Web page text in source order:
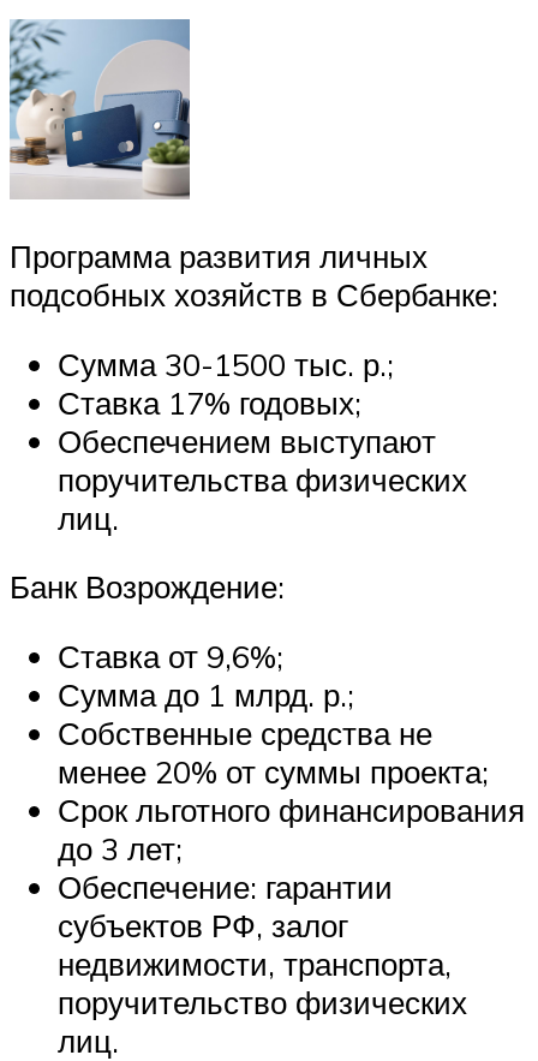
Программа развития личных
подсобных хозяйств в Сбербанке:
Сумма 30-1500 тыс. р.;
Ставка 17% годовых;
Обеспечением выступают
поручительства физических
лиц.
Банк Возрождение:
Ставка от 9,6%;
Сумма до 1 млрд. р.;
Собственные средства не
менее 20% от суммы проекта;
Срок льготного финансирования
до 3 лет;
Обеспечение: гарантии
субъектов РФ, залог
недвижимости, транспорта,
поручительство физических
лиц.